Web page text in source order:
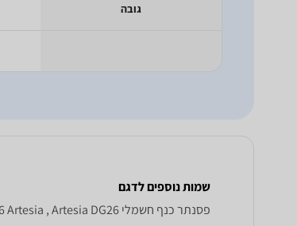
גובה
שמות נוספים לדגם
‏פסנתר כנף חשמלי Artesia DG 26, DG26 Artesia , Artesia DG26